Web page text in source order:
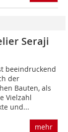
Seraji
beeindruckend
der
Bauten, als
Vielzahl
und...
mehr